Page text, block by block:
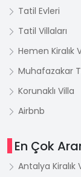
Tatil Evleri
Tatil Villaları
Hemen Kiralık
Muhafazakar
Korunaklı Villa
Airbnb
En Çok
Antalya Kiralık